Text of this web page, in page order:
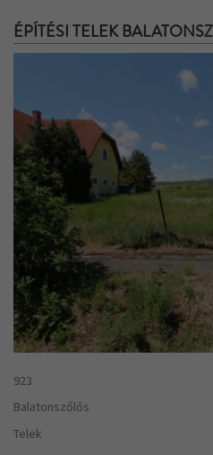
ÉPÍTÉSI TELEK
923
Balatonszőlős
Telek